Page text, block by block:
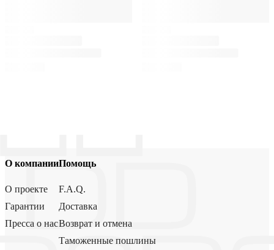
О компании
О проекте
Гарантии
Пресса о нас
Помощь
F.A.Q.
Доставка
Возврат и отмена
Таможенные пошлины